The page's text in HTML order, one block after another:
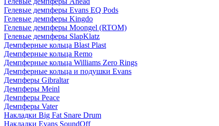
Гелевые демпферы Evans EQ Pods
Гелевые демпферы Kingdo
Гелевые демпферы Moongel (RTOM)
Гелевые демпферы SlapKlatz
Демпферные кольца Blast Plast
Демпферные кольца Remo
Демпферные кольца Williams Zero Rings
Демпферные кольца и подушки Evans
Демпферы Gibraltar
Демпферы Meinl
Демпферы Peace
Демпферы Vater
Накладки Big Fat Snare Drum
Накладки Evans SoundOff